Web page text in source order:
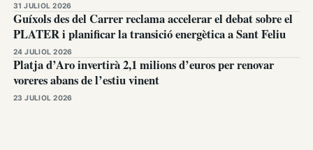
31 JULIOL 2026
Guíxols des del Carrer reclama accelerar el debat sobre el
PLATER i planificar la transició energètica a Sant Feliu
24 JULIOL 2026
Platja d’Aro invertirà 2,1 milions d’euros per renovar
voreres abans de l’estiu vinent
23 JULIOL 2026